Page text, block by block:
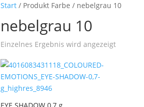
Start / Produkt Farbe / nebelgrau 10
nebelgrau 10
Einzelnes Ergebnis wird angezeigt